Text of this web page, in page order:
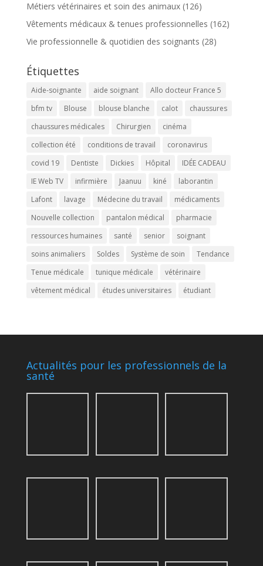
Métiers vétérinaires et soin des animaux(126)
Vêtements médicaux & tenues professionnelles (162)
Vie professionnelle & quotidien des soignants (28)
Étiquettes
Aide-soignante aide soignant
Allo docteur France 5
bfm tv
Blouse blouse blanche calot
chaussures
chaussures médicales
Chirurgien
cinéma
collection été
conditions de travail
coronavirus
covid 19
Dentiste Dickies Hôpital
IDÉE CADEAU
IE Web TV
infirmière Jaanuu kiné
laborantin
Lafont
lavage Médecine du travail
médicaments
Nouvelle collection
pantalon médical
pharmacie
ressources humaines
santé senior
soignant
soins animaliers
Soldes Système de soin
Tendance
Tenue médicale
tunique médicale
vétérinaire
vêtement médical
études universitaires étudiant
Actualités pour les professionnels de la
santé